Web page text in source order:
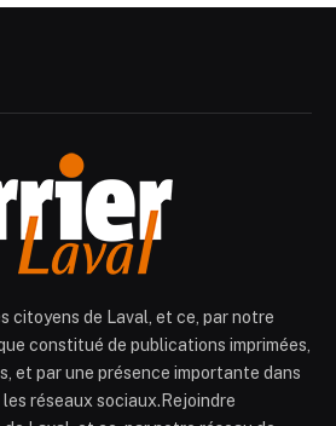
citoyens de Laval, et ce, par notre
constitué de publications imprimées,
et par une présence importante dans
réseaux sociaux.Rejoindre